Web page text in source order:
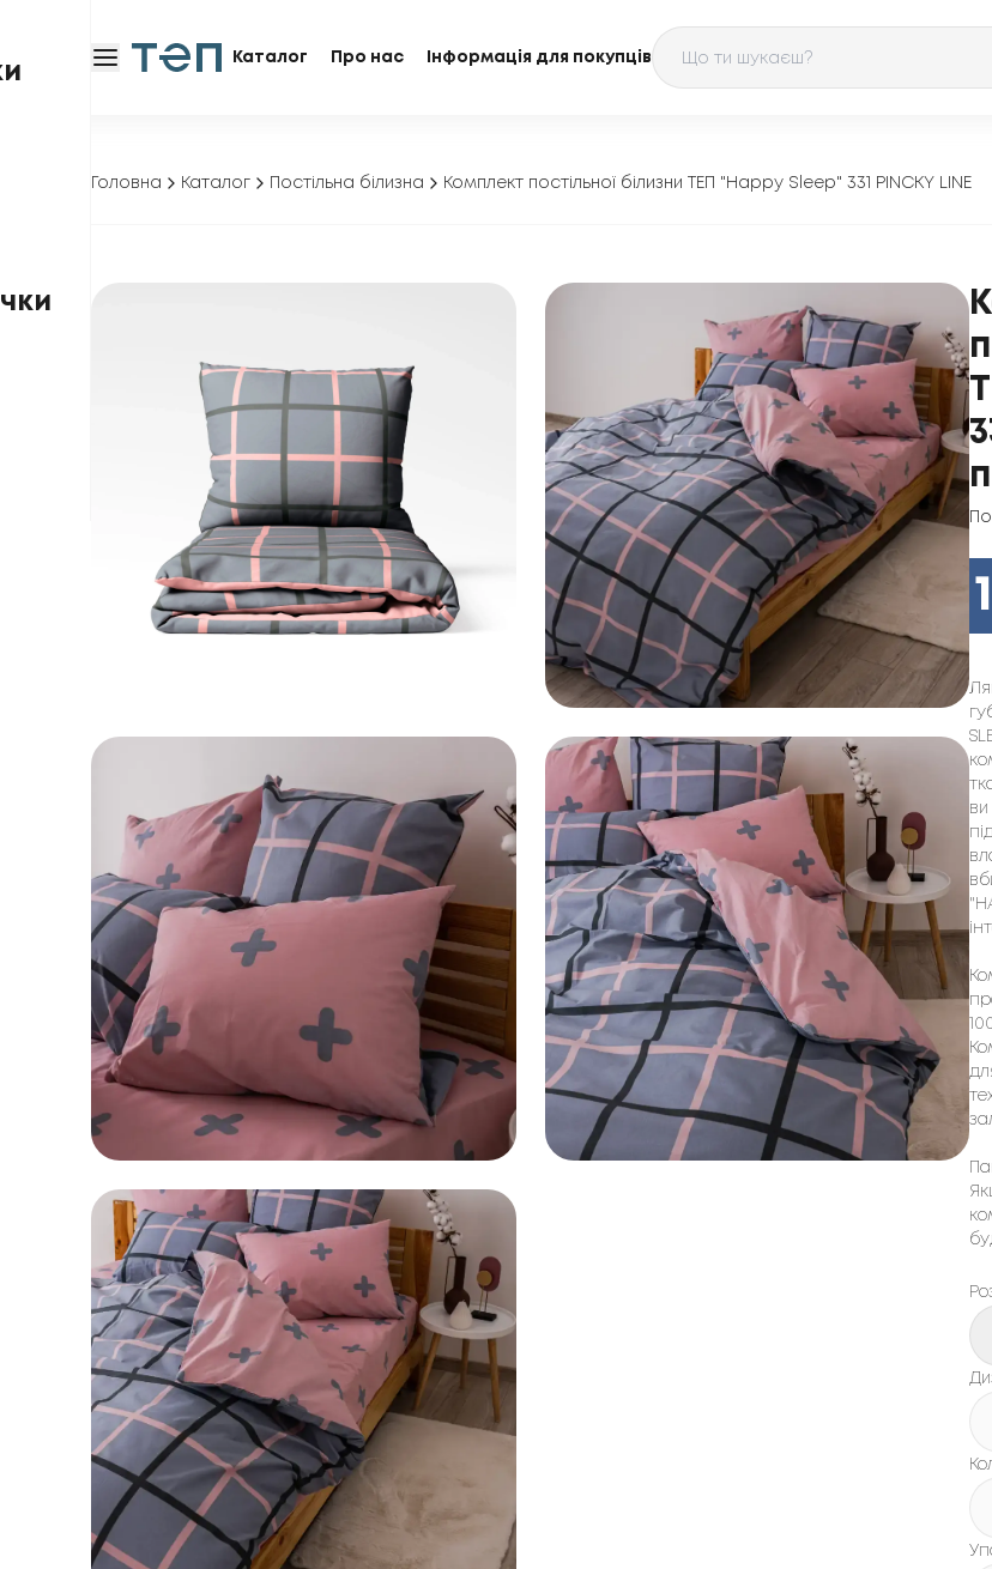
Каталог Про нас Інформація для покупців
Головна Каталог Постільна білизна Комплект постільної білизни ТЕП "Happy Sleep" 331 PINCKY LINE
ви